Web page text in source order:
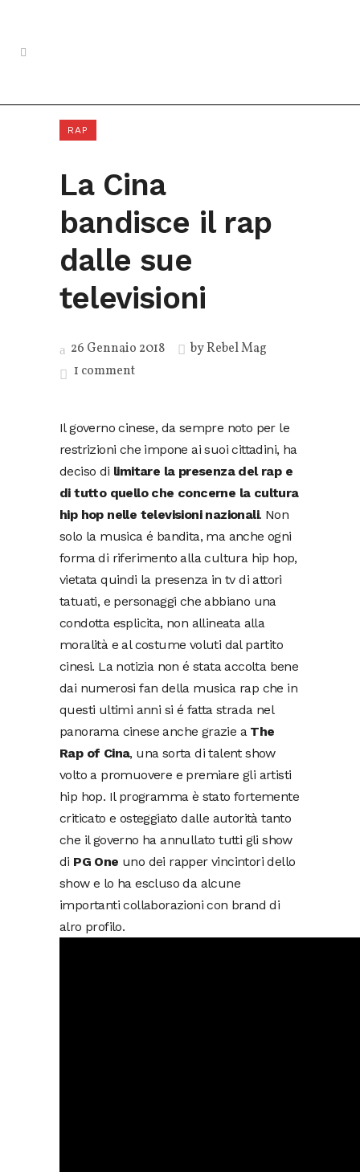
RAP
La Cina
bandisce il rap
dalle sue
televisioni
26 Gennaio 2018 byRebel Mag
1 comment
Il governo cinese, da sempre noto per le
restrizioni che impone ai suoi cittadini, ha
deciso di limitare la presenza del rap e
di tutto quello che concerne la cultura
hip hop nelle televisioni nazionali. Non
solo la musica é bandita, ma anche ogni
forma di riferimento alla cultura hip hop,
vietata quindi la presenza in tv di attori
tatuati, e personaggi che abbiano una
condotta esplicita, non allineata alla
moralità e al costume voluti dal partito
cinesi. La notizia non é stata accolta bene
dai numerosi fan della musica rap che in
questi ultimi anni si é fatta strada nel
panorama cinese anche grazie a The
Rap of Cina, una sorta di talent show
volto a promuovere e premiare gli artisti
hip hop. Il programma è stato fortemente
criticato e osteggiato dalle autorità tanto
che il governo ha annullato tutti gli show
di PG One uno dei rapper vincintori dello
show e lo ha escluso da alcune
importanti collaborazioni con brand di
alro profilo.